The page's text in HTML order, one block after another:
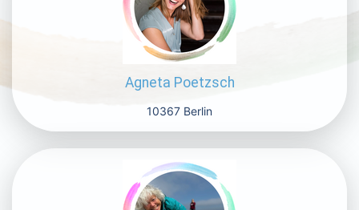
Agneta Poetzsch
10367 Berlin